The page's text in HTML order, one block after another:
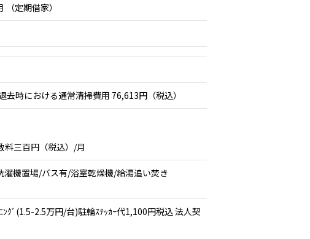
（定期借家）
時における通常清掃費用 76,613円（税込）
料三百円（税込）/月
機置場/バス有/浴室乾燥機/給湯追い焚き
ｸﾞ(1.5-2.5万円/台)駐輪ｽﾃｯｶｰ代1,100円税込 法人契